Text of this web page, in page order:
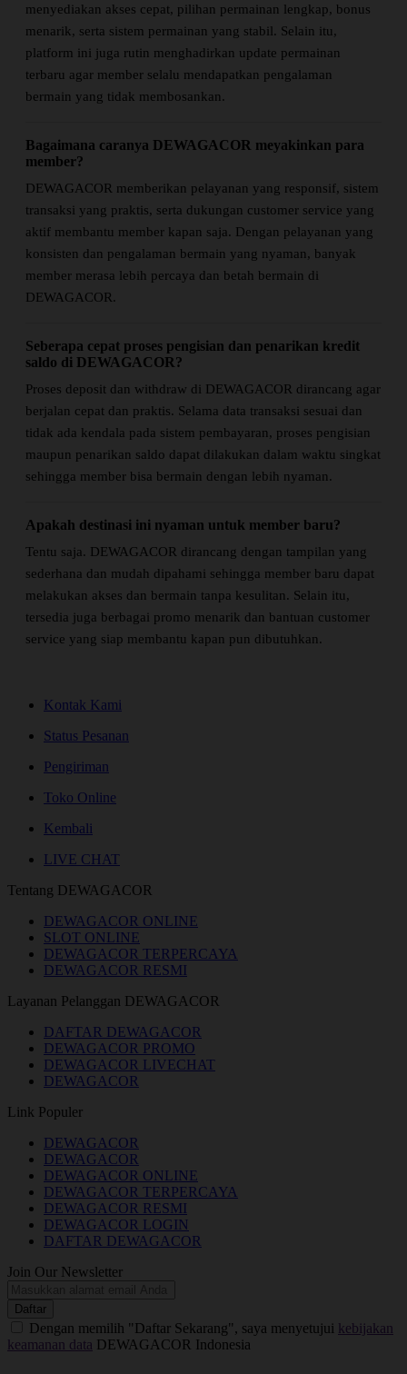
menyediakan akses cepat, pilihan permainan lengkap, bonus
menarik, serta sistem permainan yang stabil. Selain itu,
platform ini juga rutin menghadirkan update permainan
terbaru agar member selalu mendapatkan pengalaman
bermain yang tidak membosankan.
Bagaimana caranya DEWAGACOR meyakinkan para
member?
DEWAGACOR memberikan pelayanan yang responsif, sistem
transaksi yang praktis, serta dukungan customer service yang
aktif membantu member kapan saja. Dengan pelayanan yang
konsisten dan pengalaman bermain yang nyaman, banyak
member merasa lebih percaya dan betah bermain di
DEWAGACOR.
Seberapa cepat proses pengisian dan penarikan kredit
saldo di DEWAGACOR?
Proses deposit dan withdraw di DEWAGACOR dirancang agar
berjalan cepat dan praktis. Selama data transaksi sesuai dan
tidak ada kendala pada sistem pembayaran, proses pengisian
maupun penarikan saldo dapat dilakukan dalam waktu singkat
sehingga member bisa bermain dengan lebih nyaman.
Apakah destinasi ini nyaman untuk member baru?
Tentu saja. DEWAGACOR dirancang dengan tampilan yang
sederhana dan mudah dipahami sehingga member baru dapat
melakukan akses dan bermain tanpa kesulitan. Selain itu,
tersedia juga berbagai promo menarik dan bantuan customer
service yang siap membantu kapan pun dibutuhkan.
Kontak Kami
Status Pesanan
Pengiriman
Toko Online
Kembali
LIVE CHAT
Tentang DEWAGACOR
DEWAGACOR ONLINE
SLOT ONLINE
DEWAGACOR TERPERCAYA
DEWAGACOR RESMI
Layanan Pelanggan DEWAGACOR
DAFTAR DEWAGACOR
DEWAGACOR PROMO
DEWAGACOR LIVECHAT
DEWAGACOR
Link Populer
DEWAGACOR
DEWAGACOR
DEWAGACOR ONLINE
DEWAGACOR TERPERCAYA
DEWAGACOR RESMI
DEWAGACOR LOGIN
DAFTAR DEWAGACOR
Join Our Newsletter
Daftar
Dengan memilih "Daftar Sekarang", saya menyetujui kebijakan
keamanan data DEWAGACOR Indonesia